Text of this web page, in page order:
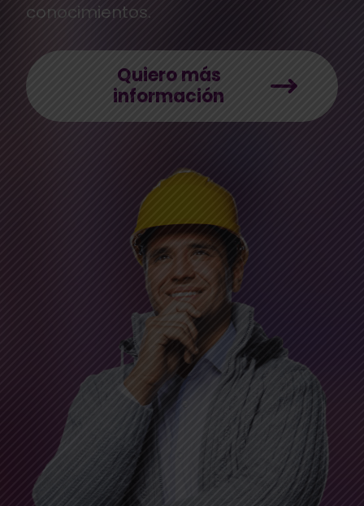
conocimientos.
Quiero más
información